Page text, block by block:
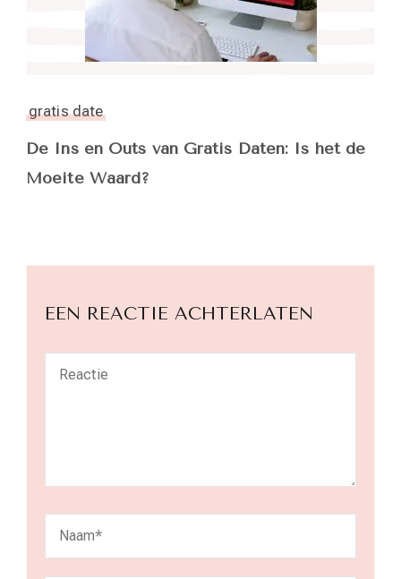
gratis date
De Ins en Outs van Gratis Daten: Is het de
Moeite Waard?
EEN REACTIE ACHTERLATEN